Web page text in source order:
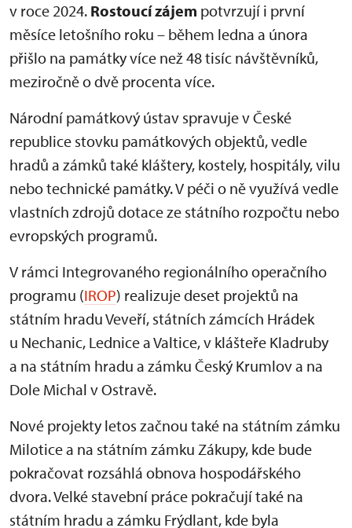
v roce 2024. Rostoucí zájem potvrzují i první
měsíce letošního roku – během ledna a února
přišlo na památky více než 48 tisíc návštěvníků,
meziročně o dvě procenta více.
Národní památkový ústav spravuje v České
republice stovku památkových objektů, vedle
hradů a zámků také kláštery, kostely, hospitály, vilu
nebo technické památky. V péči o ně využívá vedle
vlastních zdrojů dotace ze státního rozpočtu nebo
evropských programů.
V rámci Integrovaného regionálního operačního
programu (IROP) realizuje deset projektů na
státním hradu Veveří, státních zámcích Hrádek
u Nechanic, Lednice a Valtice, v klášteře Kladruby
a na státním hradu a zámku Český Krumlov a na
Dole Michal v Ostravě.
Nové projekty letos začnou také na státním zámku
Milotice a na státním zámku Zákupy, kde bude
pokračovat rozsáhlá obnova hospodářského
dvora. Velké stavební práce pokračují také na
státním hradu a zámku Frýdlant, kde byla